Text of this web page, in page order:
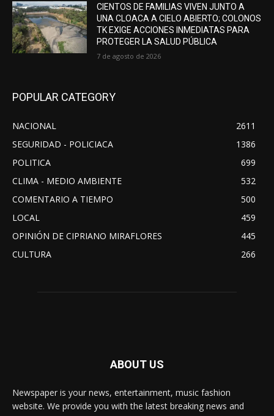
CIENTOS DE FAMILIAS VIVEN JUNTO A
UNA CLOACA A CIELO ABIERTO; COLONOS
TK EXIGE ACCIONES INMEDIATAS PARA
PROTEGER LA SALUD PÚBLICA
7 de agosto de 2026
POPULAR CATEGORY
NACIONAL
2611
SEGURIDAD - POLICIACA
1386
POLITICA
699
CLIMA - MEDIO AMBIENTE
532
COMENTARIO A TIEMPO
500
LOCAL
459
OPINIÓN DE CIPRIANO MIRAFLORES
445
CULTURA
266
ABOUT US
Newspaper is your news, entertainment, music fashion
website. We provide you with the latest breaking news and